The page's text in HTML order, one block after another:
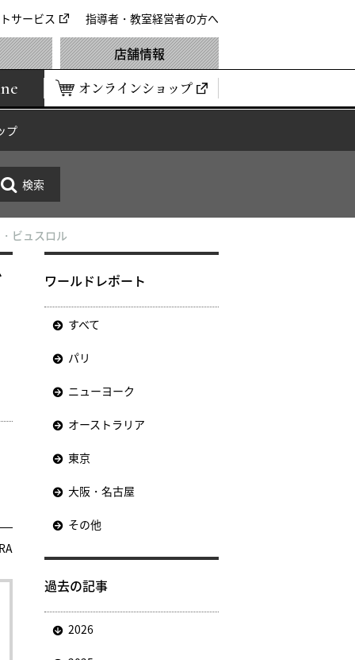
サービス 指導者・教室経営者の方へ
オンラインショップ
店舗情報
プ
ビュスロル
ワールドレポート
すべて
パリ
ニューヨーク
オーストラリア
東京
大阪・名古屋
その他
過去の記事
2026